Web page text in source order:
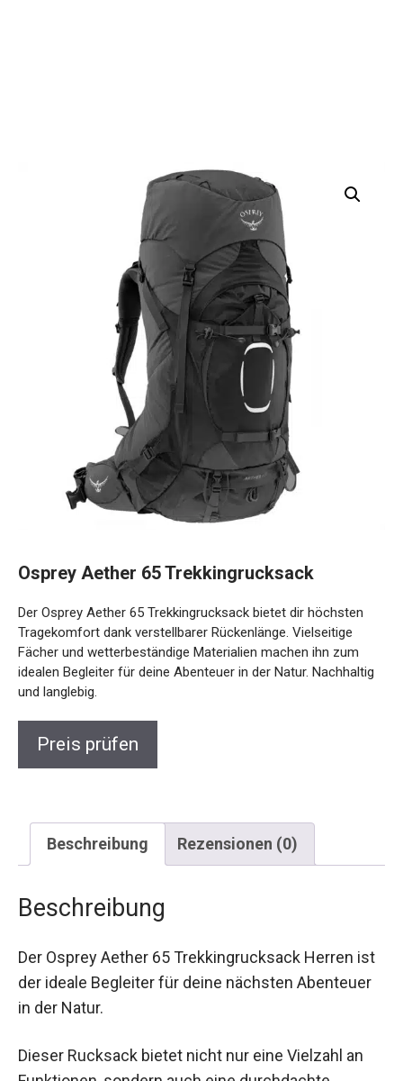
Tragekomfort dank verstellbarer Rückenlänge. Vielseitige
Fächer und wetterbeständige Materialien machen ihn zum
idealen Begleiter für deine Abenteuer in der Natur.
Nachhaltig und langlebig.
Beschreibung Rezensionen (0)
Beschreibung
ist der ideale Begleiter für deine nächsten
Abenteuer in der Natur.
Funktionen, sondern auch eine durchdachte